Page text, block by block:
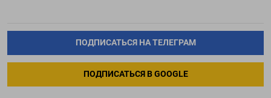
ПОДПИСАТЬСЯ НА ТЕЛЕГРАМ
ПОДПИСАТЬСЯ В GOOGLE